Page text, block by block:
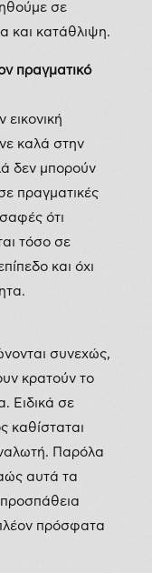
σε
και κατάθλιψη.
πραγματικό
καλά στην
δεν μπορούν
πραγματικές
ότι
τόσο σε
και όχι
συνεχώς,
κρατούν το
Ειδικά σε
καθίσταται
Παρόλα
αυτά τα
πρόσφατα